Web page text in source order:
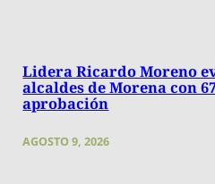
Lidera Ricardo Moreno
alcaldes de Morena con
aprobación
AGOSTO 9, 2026